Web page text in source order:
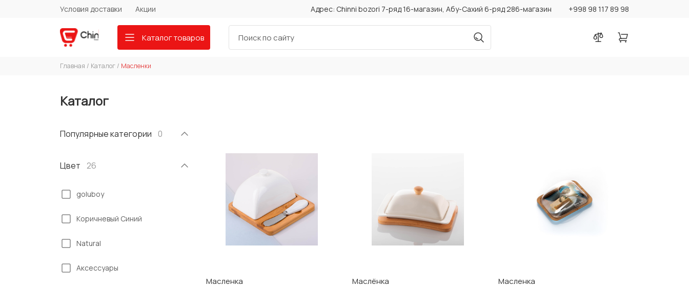
Условия доставки Акции Адрес: Chinni bozori 7-ряд 16-магазин, Абу-Сахий 6-ряд 286-магазин +998 98 117 89 98
Каталог товаров
Главная / Каталог / Масленки
Каталог
Популярные категории 0
Цвет 26
goluboy
Kоричневый Синий
Natural
Аксессуары
Масленка Маслёнка Масленка